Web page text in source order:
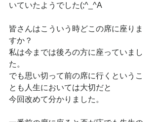
いていたようでした(;^_^A
皆さんはこういう時どこの席に座りま
すか？
私は今までは後ろの方に座っていまし
た。
でも思い切って前の席に行くというこ
とも人生においては大切だと
今回改めて分かりました。